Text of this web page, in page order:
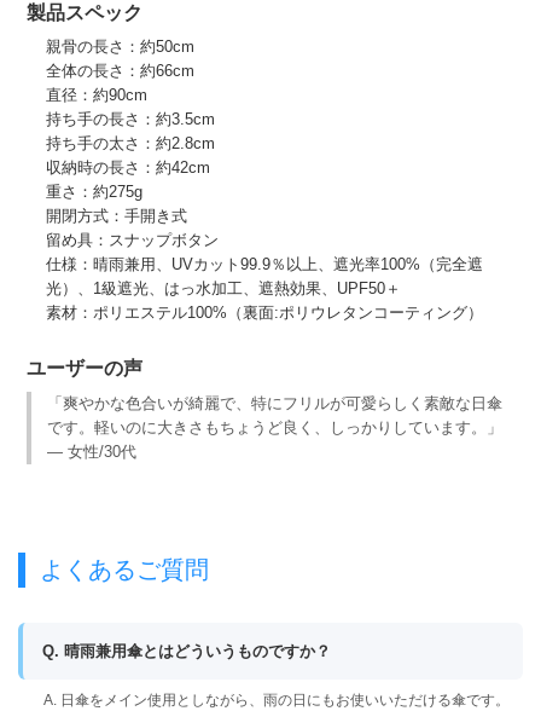
製品スペック
親骨の長さ：約50cm
全体の長さ：約66cm
直径：約90cm
持ち手の長さ：約3.5cm
持ち手の太さ：約2.8cm
収納時の長さ：約42cm
重さ：約275g
開閉方式：手開き式
留め具：スナップボタン
仕様：晴雨兼用、UVカット99.9％以上、遮光率100%（完全遮
光）、1級遮光、はっ水加工、遮熱効果、UPF50＋
素材：ポリエステル100%（裏面:ポリウレタンコーティング）
ユーザーの声
「爽やかな色合いが綺麗で、特にフリルが可愛らしく素敵な日傘
です。軽いのに大きさもちょうど良く、しっかりしています。」
— 女性/30代
よくあるご質問
Q. 晴雨兼用傘とはどういうものですか？
A. 日傘をメイン使用としながら、雨の日にもお使いいただける傘です。